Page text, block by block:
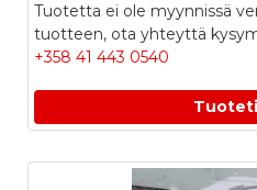
Tuotetta ei ole myynnissä
tuotteen, ota yhteyttä
+358 41 443 0540